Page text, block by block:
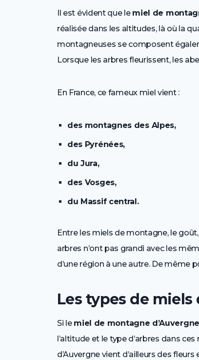
Il est évident que le miel de
réalisée dans les altitudes, là où la
montagneuses se composent
Lorsque les arbres fleurissent, les
En France, ce fameux miel vient :
des montagnes des Alpes,
des Pyrénées,
du Jura,
des Vosges,
du Massif central.
Entre les miels de montagne, le
arbres n’ont pas grandi avec les
d’une région à une autre. De même
Les types de
Si le miel de montagne d’Auvergne
l’altitude et le type d’arbres dans
d’Auvergne vient d’ailleurs des